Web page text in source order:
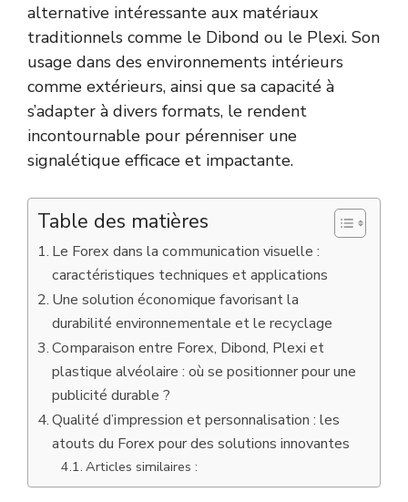
alternative intéressante aux matériaux
traditionnels comme le Dibond ou le Plexi. Son
usage dans des environnements intérieurs
comme extérieurs, ainsi que sa capacité à
s’adapter à divers formats, le rendent
incontournable pour pérenniser une
signalétique efficace et impactante.
Table des matières
Le Forex dans la communication visuelle :
caractéristiques techniques et applications
Une solution économique favorisant la
durabilité environnementale et le recyclage
Comparaison entre Forex, Dibond, Plexi et
plastique alvéolaire : où se positionner pour une
publicité durable ?
Qualité d’impression et personnalisation : les
atouts du Forex pour des solutions innovantes
Articles similaires :